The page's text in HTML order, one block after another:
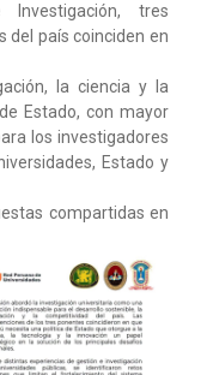
tres
del país coinciden en
la ciencia y la
Estado, con mayor
los investigadores
Estado y
compartidas en